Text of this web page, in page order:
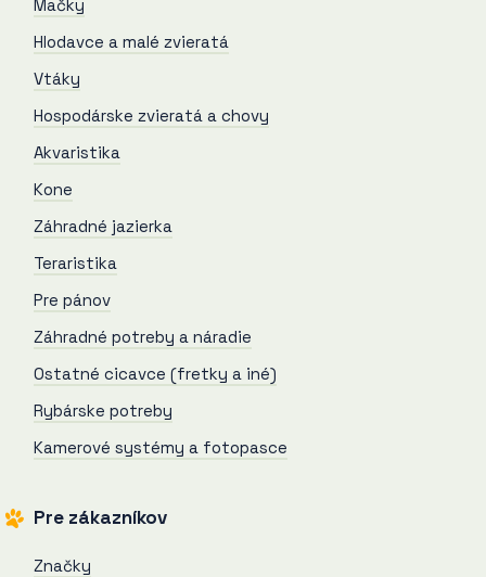
Mačky
Hlodavce a malé zvieratá
Vtáky
Hospodárske zvieratá a chovy
Akvaristika
Kone
Záhradné jazierka
Teraristika
Pre pánov
Záhradné potreby a náradie
Ostatné cicavce (fretky a iné)
Rybárske potreby
Kamerové systémy a fotopasce
Pre zákazníkov
Značky